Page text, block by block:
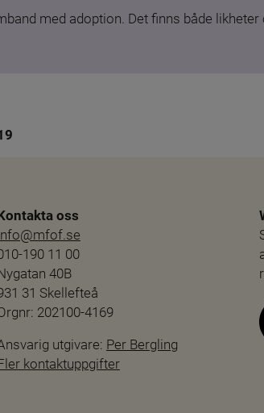
med adoption. Det finns både
oss
190 11 00
40B
31 Skellefteå
202100-4169
utgivare: Per Bergling
kontaktuppgifter